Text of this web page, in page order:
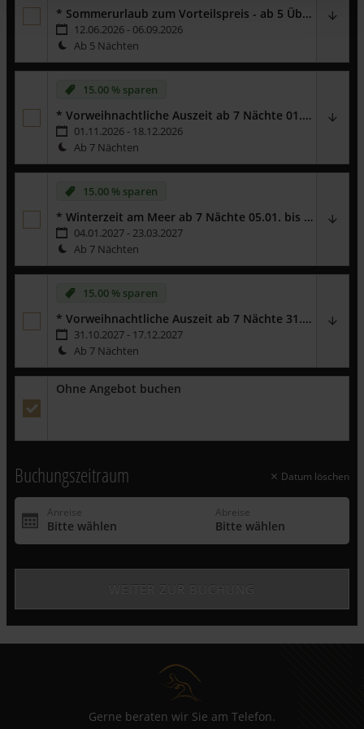
* Sommerurlaub zum Vorteilspreis - ab 5 Übernachtungen
12.06.2026 - 06.09.2026
Ab 5 Nächten
15.00 % sparen
* Vorweihnachtliche Auszeit ab 7 Nächte 01.11. bis 18.12.2026
01.11.2026 - 18.12.2026
Ab 7 Nächten
Genießen Sie eine Auszeit auf der Insel Usedom -ab 7 bis 31
Übernachtungenerhalten sie
Wichtiger Hinweis:Dieses Angebot gilt ausschließlich für
Neubuchungen und ist exklusive Zusatzleistungen. Es ist nicht
gültig für bereits bestehende Buchungen - auf diesen Rabatt
können keine weiteren Vergünstigungen angerechnet werden.
15.00 % sparen
* Winterzeit am Meer ab 7 Nächte 05.01. bis 23.03.2027
04.01.2027 - 23.03.2027
Ab 7 Nächten
Genießen Sie eine Auszeit auf der Insel Usedom -ab 7 bis 31
Übernachtungenerhalten sie
Wichtiger Hinweis:
Neubuchungen und ist exklusive Zusatzleistungen. Es ist nicht
gültig für bereits bestehende Buchungen - auf diesen Rabatt
können keine weiteren Vergünstigungen angerechnet werden.
15.00 % sparen
* Vorweihnachtliche Auszeit ab 7 Nächte 31.10. bis 17.12.2027
31.10.2027 - 17.12.2027
Ab 7 Nächten
Genießen Sie eine Auszeit auf der Insel Usedom -ab 7 bis 31
Übernachtungenerhalten sie15 %
Wichtiger Hinweis:
Neubuchungen und ist exklusive Zusatzleistungen. Es ist nicht
Ohne Angebot buchen
Buchungszeitraum Datum löschen
Gerne beraten wir Sie am Telefon.